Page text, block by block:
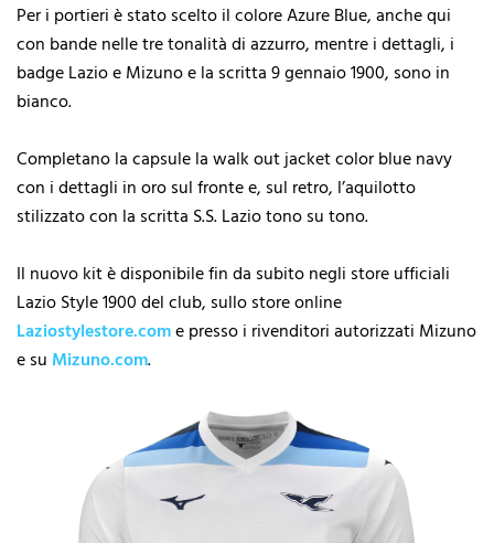
Per i portieri è stato scelto il colore Azure Blue, anche qui
con bande nelle tre tonalità di azzurro, mentre i dettagli, i
badge Lazio e Mizuno e la scritta 9 gennaio 1900, sono in
bianco.
Completano la capsule la walk out jacket color blue navy
con i dettagli in oro sul fronte e, sul retro, l’aquilotto
stilizzato con la scritta S.S. Lazio tono su tono.
Il nuovo kit è disponibile fin da subito negli store ufficiali
Lazio Style 1900 del club, sullo store online
Laziostylestore.come presso i rivenditori autorizzati Mizuno
e su Mizuno.com.